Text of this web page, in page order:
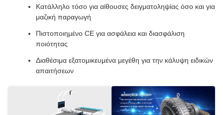
Κατάλληλο τόσο για αίθουσες δειγματοληψίας όσο και για
μαζική παραγωγή
Πιστοποιημένο CE για ασφάλεια και διασφάλιση
ποιότητας
Διαθέσιμα εξατομικευμένα μεγέθη για την κάλυψη ειδικών
απαιτήσεων